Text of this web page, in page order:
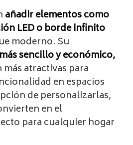
añadir elementos como
LED o borde infinito
moderno. Su
sencillo y económico,
atractivas para
en espacios
de personalizarlas,
en el
para cualquier hogar